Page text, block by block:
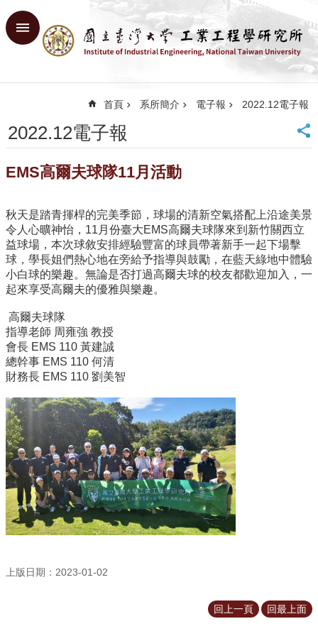
跳到主要內容區塊
進
首
頁
大
網
站
導
覽
English
系
所
簡
介
學
程
簡
介
教
學
研
究
系
員
首頁 系所簡介 電子報 2022.12電子報
2022.12電子報
EMS高爾夫球隊11月活動
秋天是踏青揮桿的完美季節，球場的清新空氣搭配上沿途美景
令人心曠神怡，11月份臺大EMS高爾夫球隊來到新竹關西立
益球場，本次球敘安排經驗豐富的球員帶著新手一起下場擊
球，學長姐們熱心地在旁給予指導與鼓勵，在藍天綠地中體驗
小白球的樂趣。無論是否打過高爾夫球的校友都歡迎加入，一
起來享受高爾夫的優雅與樂趣。
高爾夫球隊
指導老師 周雍強 教授
會長 EMS 110 黃建誠
總幹事 EMS 110 何清
財務長 EMS 110 劉美智
上版日期：2023-01-02
回上一頁 回最上面